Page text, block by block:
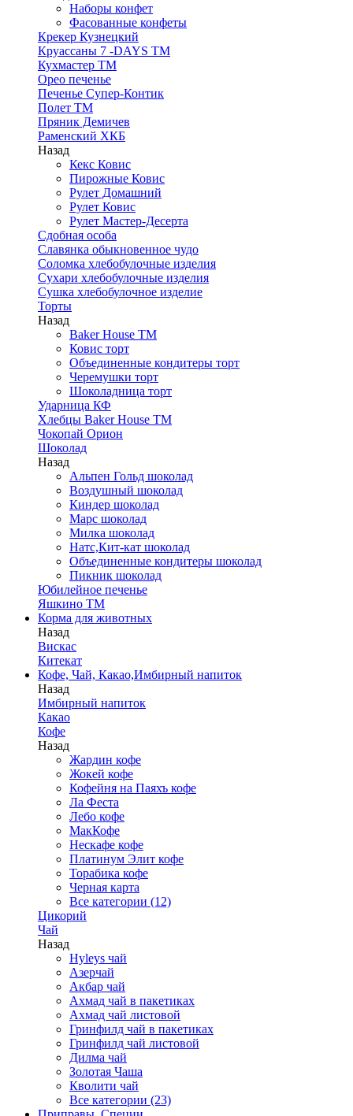
Наборы конфет
Фасованные конфеты
Крекер Кузнецкий
Круассаны 7 -DAYS ТМ
Кухмастер ТМ
Орео печенье
Печенье Супер-Контик
Полет ТМ
Пряник Демичев
Раменский ХКБ
Назад
Кекс Ковис
Пирожные Ковис
Рулет Домашний
Рулет Ковис
Рулет Мастер-Десерта
Сдобная особа
Славянка обыкновенное чудо
Соломка хлебобулочные изделия
Сухари хлебобулочные изделия
Сушка хлебобулочное изделие
Торты
Назад
Baker House ТМ
Ковис торт
Объединенные кондитеры торт
Черемушки торт
Шоколадница торт
Ударница КФ
Хлебцы Baker House ТМ
Чокопай Орион
Шоколад
Назад
Альпен Гольд шоколад
Воздушный шоколад
Киндер шоколад
Марс шоколад
Милка шоколад
Натс,Кит-кат шоколад
Объединенные кондитеры шоколад
Пикник шоколад
Юбилейное печенье
Яшкино ТМ
Корма для животных
Назад
Вискас
Китекат
Кофе, Чай, Какао,Имбирный напиток
Назад
Имбирный напиток
Какао
Кофе
Назад
Жардин кофе
Жокей кофе
Кофейня на Паяхъ кофе
Ла Феста
Лебо кофе
МакКофе
Нескафе кофе
Платинум Элит кофе
Торабика кофе
Черная карта
Все категории (12)
Цикорий
Чай
Назад
Hyleys чай
Азерчай
Акбар чай
Ахмад чай в пакетиках
Ахмад чай листовой
Гринфилд чай в пакетиках
Гринфилд чай листовой
Дилма чай
Золотая Чаша
Кволити чай
Все категории (23)